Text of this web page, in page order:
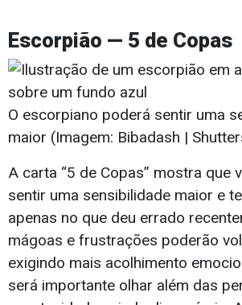
Escorpião — 5 de Copas
O escorpiano poderá sentir uma
maior (Imagem: Bibadash |
A carta “5 de Copas” mostra que
sentir uma sensibilidade maior e
apenas no que deu errado
mágoas e frustrações poderão
exigindo mais acolhimento
será importante olhar além das